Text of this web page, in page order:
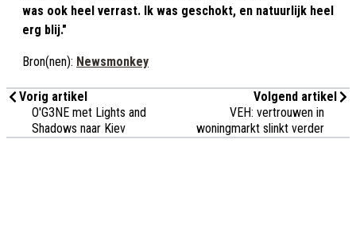
was ook heel verrast. Ik was geschokt, en natuurlijk heel
erg blij."
Bron(nen): Newsmonkey
Vorig artikel
O'G3NE met Lights and
Shadows naar Kiev
Volgend artikel
VEH: vertrouwen in
woningmarkt slinkt verder